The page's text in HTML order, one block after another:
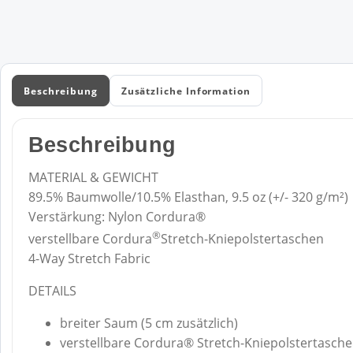
Beschreibung Zusätzliche Information
Beschreibung
MATERIAL & GEWICHT
89.5% Baumwolle/10.5% Elasthan, 9.5 oz (+/- 320 g/m²)
Verstärkung: Nylon Cordura®
verstellbare Cordura®Stretch-Kniepolstertaschen
4-Way Stretch Fabric
DETAILS
breiter Saum (5 cm zusätzlich)
verstellbare Cordura® Stretch-